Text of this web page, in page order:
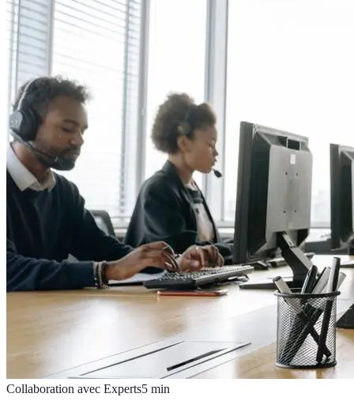
Collaboration avec Experts5 min